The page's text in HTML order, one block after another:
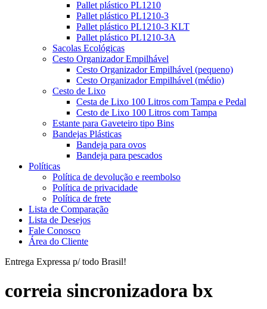
Pallet plástico PL1210
Pallet plástico PL1210-3
Pallet plástico PL1210-3 KLT
Pallet plástico PL1210-3A
Sacolas Ecológicas
Cesto Organizador Empilhável
Cesto Organizador Empilhável (pequeno)
Cesto Organizador Empilhável (médio)
Cesto de Lixo
Cesta de Lixo 100 Litros com Tampa e Pedal
Cesto de Lixo 100 Litros com Tampa
Estante para Gaveteiro tipo Bins
Bandejas Plásticas
Bandeja para ovos
Bandeja para pescados
Políticas
Política de devolução e reembolso
Política de privacidade
Política de frete
Lista de Comparação
Lista de Desejos
Fale Conosco
Área do Cliente
Entrega Expressa p/ todo Brasil!
correia sincronizadora bx